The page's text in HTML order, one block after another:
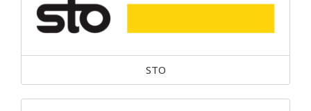
STO